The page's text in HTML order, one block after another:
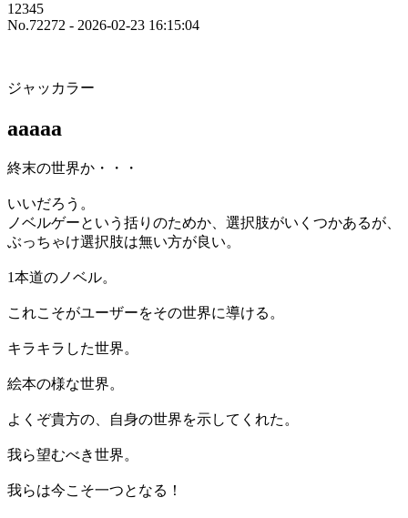
12345
No.72272 - 2026-02-23 16:15:04
ジャッカラー
aaaaa
終末の世界か・・・
いいだろう。
ノベルゲーという括りのためか、選択肢がいくつかあるが、
ぶっちゃけ選択肢は無い方が良い。
1本道のノベル。
これこそがユーザーをその世界に導ける。
キラキラした世界。
絵本の様な世界。
よくぞ貴方の、自身の世界を示してくれた。
我ら望むべき世界。
我らは今こそ一つとなる！